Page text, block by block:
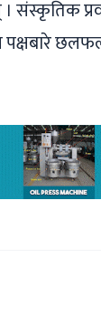
। संस्कृतिक
पक्षबारे